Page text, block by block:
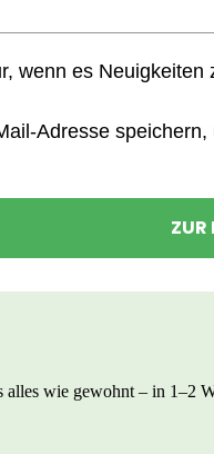
wenn es Neuigkeiten
Adresse
ZUR
wie gewohnt – in 1–2